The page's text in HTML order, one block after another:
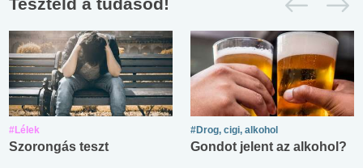
#Lélek
Szorongás teszt
#Drog, cigi, alkohol
Gondot jelent az alkohol?